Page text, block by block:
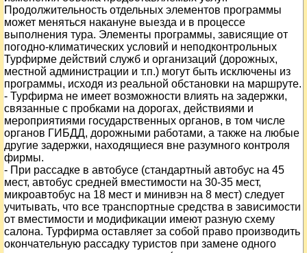
Продолжительность отдельных элементов программы
может меняться накануне выезда и в процессе
выполнения тура. Элементы программы, зависящие от
погодно-климатических условий и неподконтрольных
Турфирме действий служб и организаций (дорожных,
местной администрации и т.п.) могут быть исключены из
программы, исходя из реальной обстановки на маршруте.
- Турфирма не имеет возможности влиять на задержки,
связанные с пробками на дорогах, действиями и
мероприятиями государственных органов, в том числе
органов ГИБДД, дорожными работами, а также на любые
другие задержки, находящиеся вне разумного контроля
фирмы.
- При рассадке в автобусе (стандартный автобус на 45
мест, автобус средней вместимости на 30-35 мест,
микроавтобус на 18 мест и минивэн на 8 мест) следует
учитывать, что все транспортные средства в зависимости
от вместимости и модификации имеют разную схему
салона. Турфирма оставляет за собой право производить
окончательную рассадку туристов при замене одного